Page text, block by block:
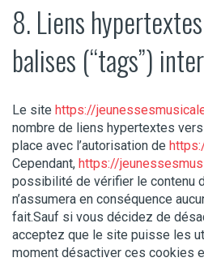
8. Liens
balises (“tags”)
Le site https://
nombre de liens hypertextes
place avec l’autorisation de
Cependant, https://
possibilité de vérifier le contenu
n’assumera en conséquence
fait.Sauf si vous décidez de
acceptez que le site puisse les
moment désactiver ces cookies